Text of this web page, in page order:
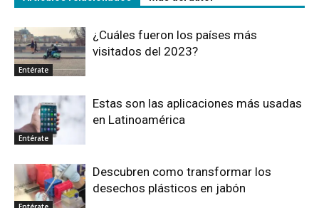
Entérate
¿Cuáles fueron los países más
visitados del 2023?
Entérate
Estas son las aplicaciones más usadas
en Latinoamérica
Descubren como transformar los
desechos plásticos en jabón